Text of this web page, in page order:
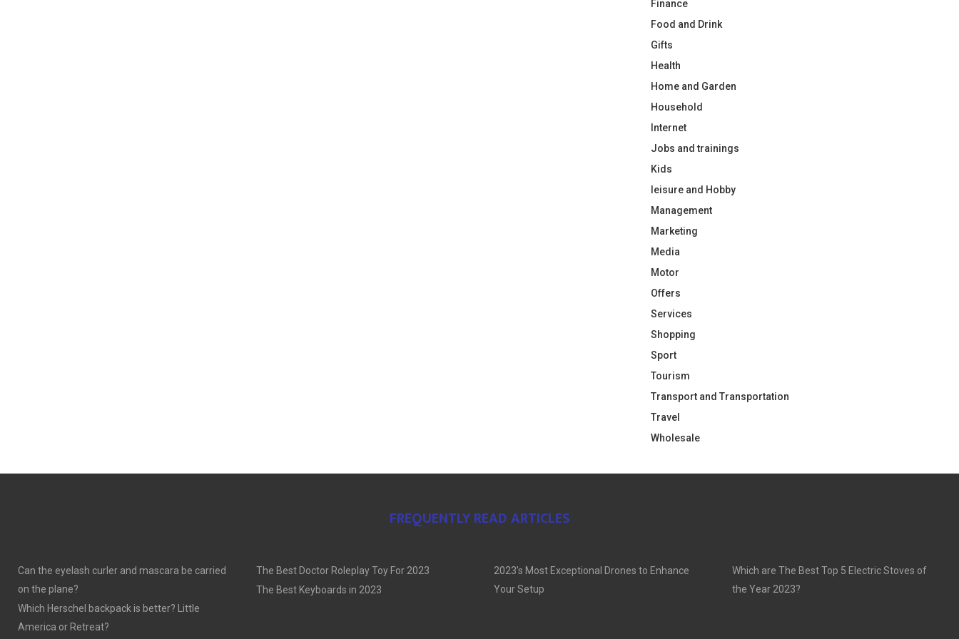
Finance
Food and Drink
Gifts
Health
Home and Garden
Household
Internet
Jobs and trainings
Kids
leisure and Hobby
Management
Marketing
Media
Motor
Offers
Services
Shopping
Sport
Tourism
Transport and Transportation
Travel
Wholesale
FREQUENTLY READ ARTICLES
Can the eyelash curler and mascara be carried
on the plane?
Which Herschel backpack is better? Little
America or Retreat?
The Best Doctor Roleplay Toy For 2023
The Best Keyboards in 2023
2023’s Most Exceptional Drones to Enhance
Your Setup
Which are The Best Top 5 Electric Stoves of
the Year 2023?